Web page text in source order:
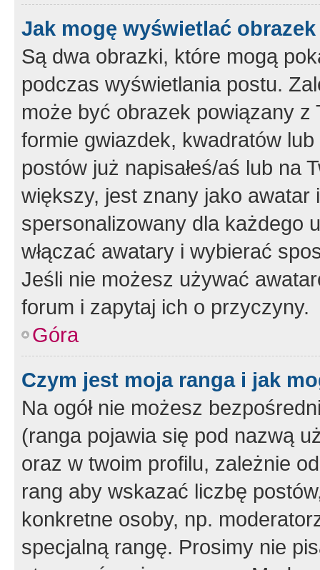
Jak mogę wyświetlać
Są dwa obrazki, które mogą
podczas wyświetlania postu.
może być obrazek powiązany z
formie gwiazdek, kwadratów
postów już napisałeś/aś lub na
większy, jest znany jako
spersonalizowany dla każdego
włączać awatary i wybierać
Jeśli nie możesz używać
forum i zapytaj ich o przyczyny.
Góra
Czym jest moja ranga i jak
Na ogół nie możesz
(ranga pojawia się pod nazwą
oraz w twoim profilu, zależnie
rang aby wskazać liczbę
konkretne osoby, np.
specjalną rangę. Prosimy nie